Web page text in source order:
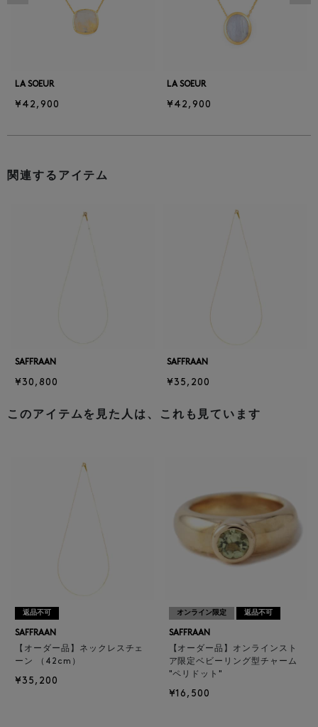
LA SOEUR
¥42,900
LA SOEUR
¥42,900
関連するアイテム
SAFFRAAN
¥30,800
SAFFRAAN
¥35,200
このアイテムを見た人は、これも見ています
返品不可
SAFFRAAN
【オーダー品】ネックレスチェ
ーン （42cm）
¥35,200
オンライン限定 返品不可
SAFFRAAN
【オーダー品】オンラインスト
ア限定ベビーリング型チャーム
"ペリドット"
¥16,500